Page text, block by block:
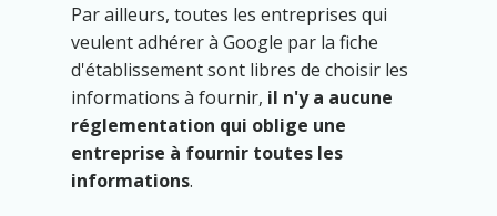
Par ailleurs, toutes les entreprises qui
veulent adhérer à Google par la fiche
d'établissement sont libres de choisir les
informations à fournir, il n'y a aucune
réglementation qui oblige une
entreprise à fournir toutes les
informations.